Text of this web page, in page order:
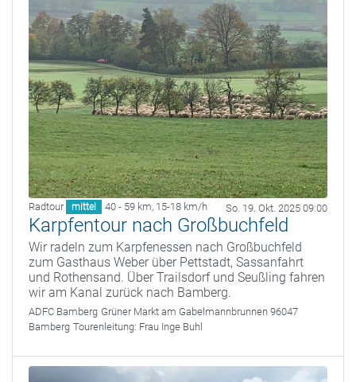
Radtour mittel 40 - 59 km, 15-18 km/h So. 19. Okt. 2025 09:00
Karpfentour nach Großbuchfeld
Wir radeln zum Karpfenessen nach Großbuchfeld
zum Gasthaus Weber über Pettstadt, Sassanfahrt
und Rothensand. Über Trailsdorf und Seußling fahren
wir am Kanal zurück nach Bamberg.
ADFC Bamberg Grüner Markt am Gabelmannbrunnen 96047
Bamberg Tourenleitung: Frau Inge Buhl